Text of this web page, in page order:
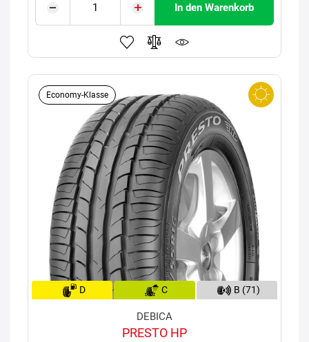
In den Warenkorb
Economy-Klasse
D C B (71)
DEBICA
PRESTO HP